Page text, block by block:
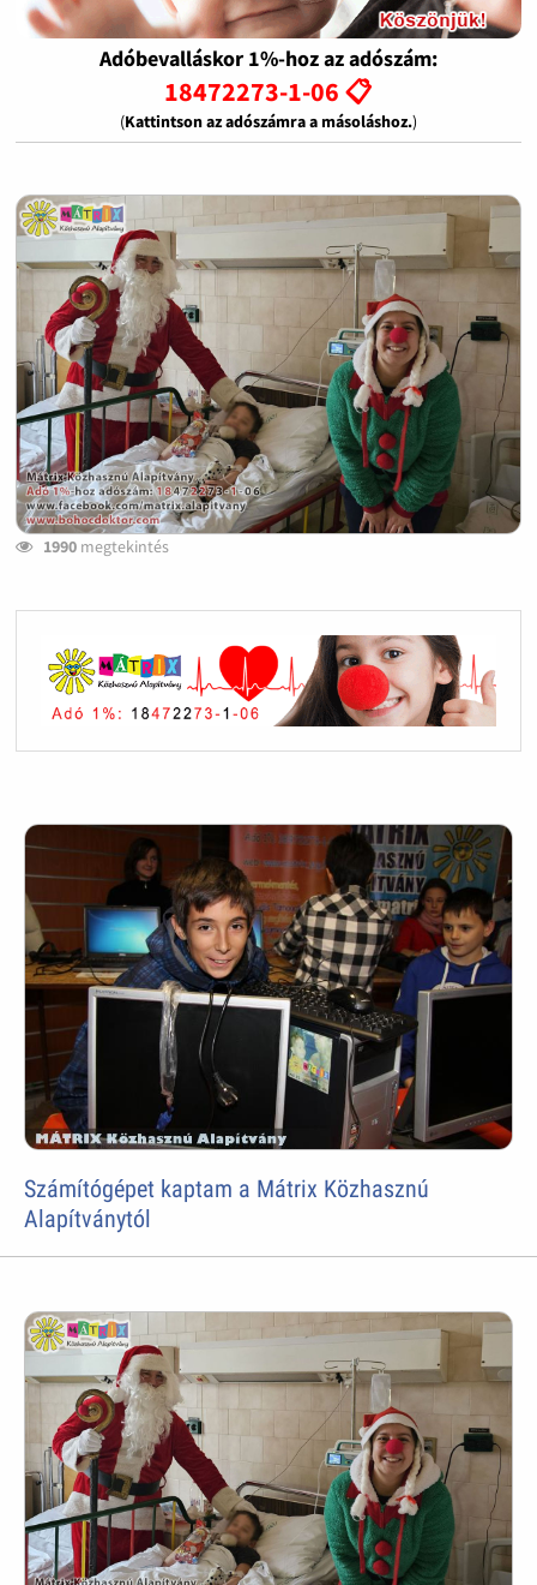
Adóbevalláskor 1%-hoz az adószám:
18472273-1-06 📋
(Kattintson az adószámra a másoláshoz.)
1990megtekintés
Számítógépet kaptam a Mátrix Közhasznú
Alapítványtól